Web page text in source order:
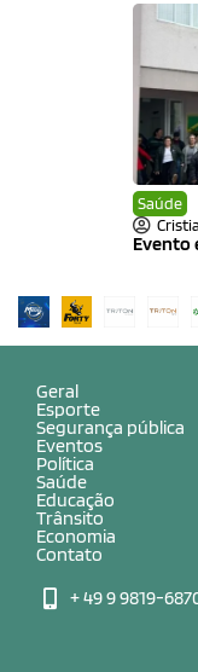
Saúde
Evento
Geral
Esporte
Segurança pública
Eventos
Política
Saúde
Educação
Trânsito
Economia
Contato
+ 49 9 9819-